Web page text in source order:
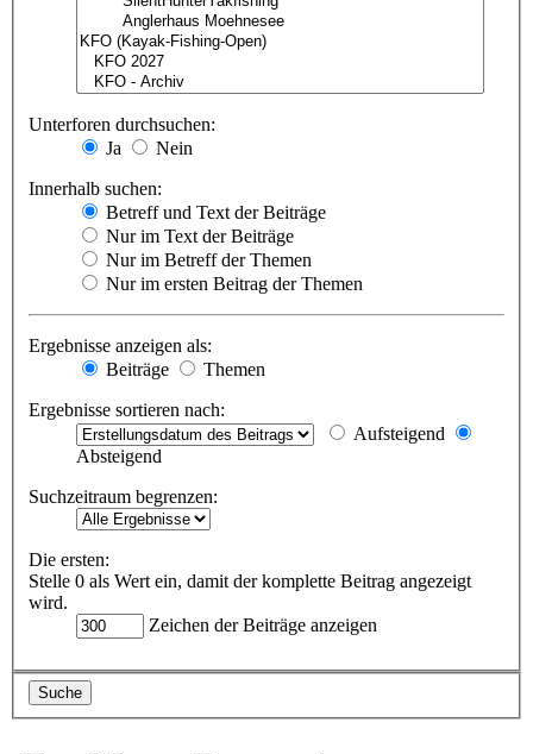
Unterforen durchsuchen:
Ja
Nein
Innerhalb suchen:
Betreff und Text der Beiträge
Nur im Text der Beiträge
Nur im Betreff der Themen
Nur im ersten Beitrag der Themen
Ergebnisse anzeigen als:
Beiträge
Themen
Ergebnisse sortieren nach:
Aufsteigend
Absteigend
Suchzeitraum begrenzen:
Die ersten:
Stelle 0 als Wert ein, damit der komplette Beitrag angezeigt
wird.
Zeichen der Beiträge anzeigen